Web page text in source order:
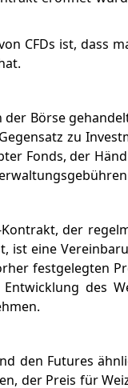
CFDs ist, dass
der Börse
zu
Fonds, der
Kontrakt, der
ist eine
festgelegten
des
den Futures
der Preis für